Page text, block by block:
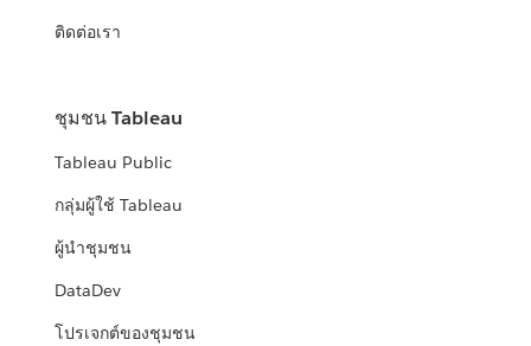
ติดต่อเรา
ชุมชน Tableau
Tableau Public
กลุ่มผู้ใช้ Tableau
ผู้นำชุมชน
DataDev
โปรเจกต์ของชุมชน